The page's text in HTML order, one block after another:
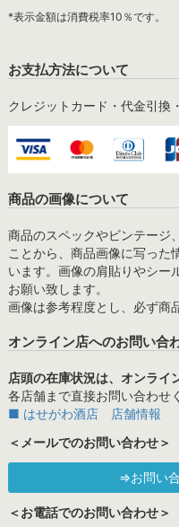
*表示金額は消費税率10％です。
お支払方法について
クレジットカード・代金引換
商品の画像について
商品のスペックやビンテージ
ことから、商品画像に写った
います。画像の肩貼りやシー
お願い致します。
画像は参考程度とし、必ず商
オンライン店へのお問い合
店頭の在庫状況は、オンライ
各店舗まで直接お問い合わせ
■ はせがわ酒店 店舗情報
＜メールでのお問い合わせ＞
⇒お問い
＜お電話でのお問い合わせ＞